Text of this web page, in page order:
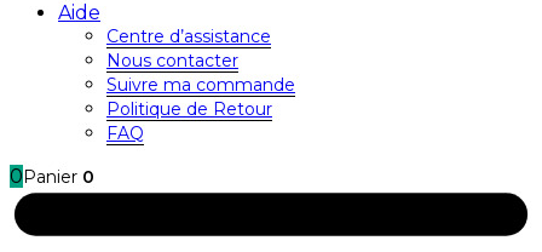
Aide
Centre d’assistance
Nous contacter
Suivre ma commande
Politique de Retour
FAQ
0 Panier 0